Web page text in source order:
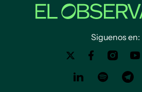
Siguenos en: